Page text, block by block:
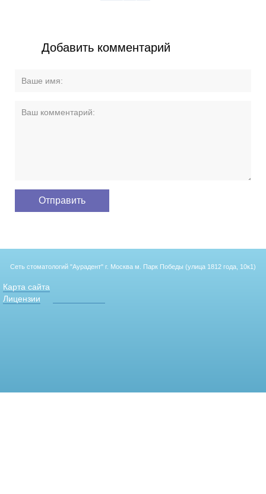
Добавить комментарий
Сеть стоматологий "Аурадент" г. Москва м. Парк Победы (улица 1812 года, 10к1)
Карта сайта
Лицензии